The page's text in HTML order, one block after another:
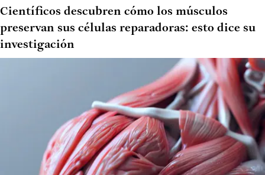
Científicos descubren cómo los músculos
preservan sus células reparadoras: esto dice su
investigación